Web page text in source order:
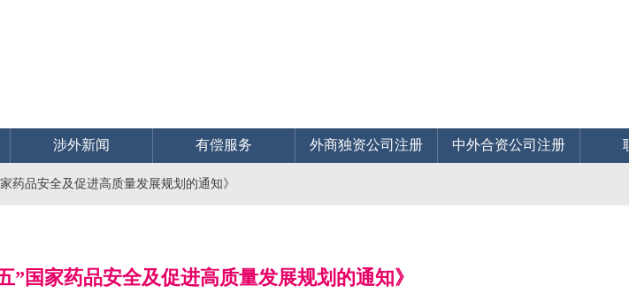
涉外新闻 有偿服务 外商独资公司注册 中外合资公司注册
药品安全及促进高质量发展规划的通知》
”国家药品安全及促进高质量发展规划的通知》